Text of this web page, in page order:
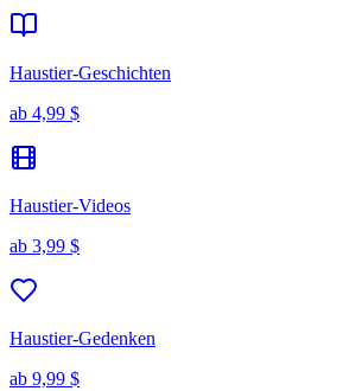
Haustier-Geschichten
ab 4,99 $
Haustier-Videos
ab 3,99 $
Haustier-Gedenken
ab 9,99 $